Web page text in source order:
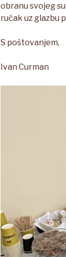
obranu svojeg
ručak uz glazbu
S poštovanjem,
Ivan Curman